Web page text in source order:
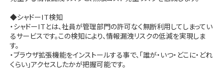
◆シャドーIT検知
・シャドーITとは、社員が管理部門の許可なく無断利用してしまってい
るサービスです。この検知により、情報漏洩リスクの低減を実現しま
す。
・ブラウザ拡張機能をインストールする事で、「誰が・いつ・どこに・どれ
くらい」アクセスしたかが把握可能です。